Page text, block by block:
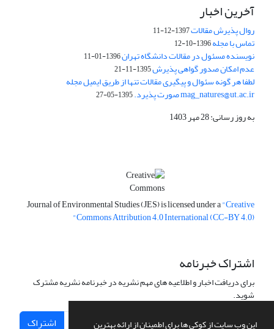
این وب سایت از کوکی ها برای اطمینان از ارائه بهترین
آخرین اخبار
روال پذیرش مقالات1397-12-11
تماس با مجله1396-10-12
نویسنده مسئول در مقالات دانشگاه تهران1396-01-11
عدم امکان صدور گواهی پذیرش1395-11-21
لطفا هر گونه سئوال و پیگیری مقالات تنها از طریق ایمیل مجله
mag_natures@ut.ac.ir صورت پذیرد. 1395-05-27
به روز رسانی: 28 مهر 1403
Journal of Environmental Studies (JES) is licensed under a"Creative
Commons Attribution 4.0 International (CC-BY 4.0)"
اشتراک خبرنامه
برای دریافت اخبار و اطلاعیه های مهم نشریه در خبرنامه نشریه مشترک
شوید.
اشتراک